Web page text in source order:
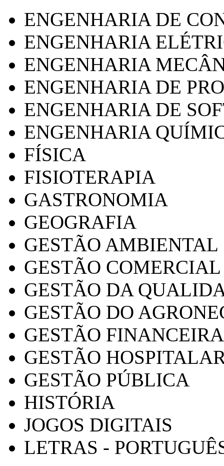
ENGENHARIA DE
ENGENHARIA
ENGENHARIA
ENGENHARIA DE
ENGENHARIA DE
ENGENHARIA
FÍSICA
FISIOTERAPIA
GASTRONOMIA
GEOGRAFIA
GESTÃO AMBIENTAL
GESTÃO COMERCIAL
GESTÃO DA
GESTÃO DO
GESTÃO FINANCEIRA
GESTÃO
GESTÃO PÚBLICA
HISTÓRIA
JOGOS DIGITAIS
LETRAS -